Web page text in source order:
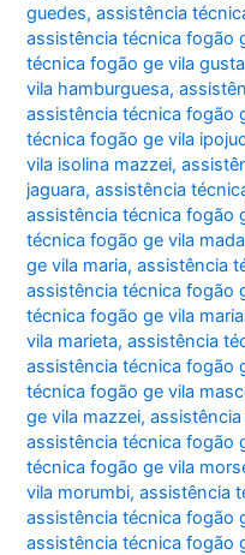
guedes,assistência
assistência técnica fogão
técnica fogão ge vila
vila hamburguesa,
assistência técnica fogão
técnica fogão ge vila
vila isolina mazzei,
jaguara,assistência
assistência técnica fogão
técnica fogão ge vila
ge vila maria,assistência
assistência técnica fogão
técnica fogão ge vila
vila marieta,assistência
assistência técnica fogão
técnica fogão ge vila
ge vila mazzei,
assistência técnica fogão
técnica fogão ge vila
vila morumbi,assistência
assistência técnica fogão
assistência técnica fogão